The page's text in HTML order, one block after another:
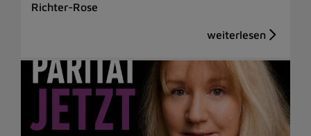
Richter-Rose